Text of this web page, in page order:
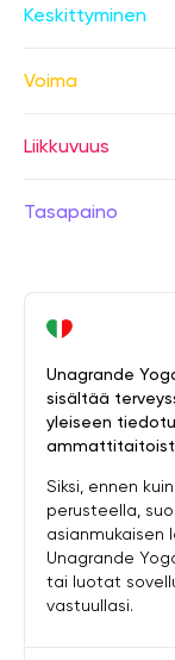
Keskittyminen
Voima
Liikkuvuus
Tasapaino
Unagrande
sisältää
yleiseen
Siksi, ennen
perusteella,
asianmukaisen
Unagrande
tai luotat
vastuullasi.